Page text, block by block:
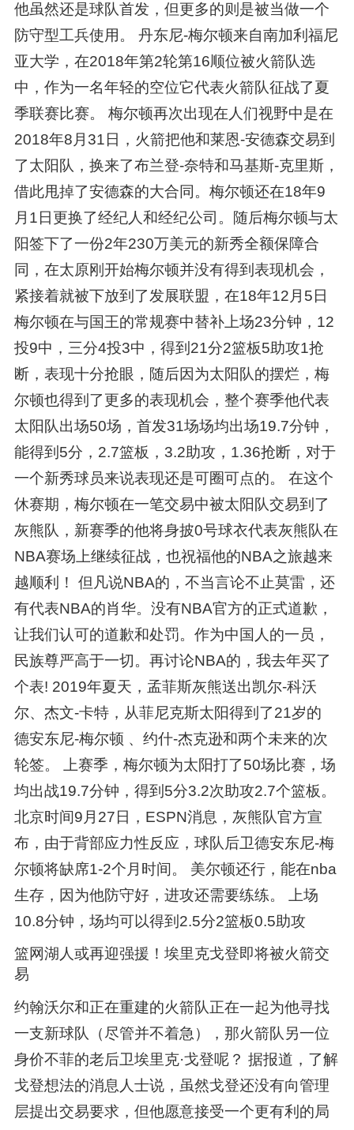
他虽然还是球队首发，但更多的则是被当做一个
防守型工兵使用。 丹东尼-梅尔顿来自南加利福尼
亚大学，在2018年第2轮第16顺位被火箭队选
中，作为一名年轻的空位它代表火箭队征战了夏
季联赛比赛。 梅尔顿再次出现在人们视野中是在
2018年8月31日，火箭把他和莱恩-安德森交易到
了太阳队，换来了布兰登-奈特和马基斯-克里斯，
借此甩掉了安德森的大合同。梅尔顿还在18年9
月1日更换了经纪人和经纪公司。随后梅尔顿与太
阳签下了一份2年230万美元的新秀全额保障合
同，在太原刚开始梅尔顿并没有得到表现机会，
紧接着就被下放到了发展联盟，在18年12月5日
梅尔顿在与国王的常规赛中替补上场23分钟，12
投9中，三分4投3中，得到21分2篮板5助攻1抢
断，表现十分抢眼，随后因为太阳队的摆烂，梅
尔顿也得到了更多的表现机会，整个赛季他代表
太阳队出场50场，首发31场场均出场19.7分钟，
能得到5分，2.7篮板，3.2助攻，1.36抢断，对于
一个新秀球员来说表现还是可圈可点的。 在这个
休赛期，梅尔顿在一笔交易中被太阳队交易到了
灰熊队，新赛季的他将身披0号球衣代表灰熊队在
NBA赛场上继续征战，也祝福他的NBA之旅越来
越顺利！ 但凡说NBA的，不当言论不止莫雷，还
有代表NBA的肖华。没有NBA官方的正式道歉，
让我们认可的道歉和处罚。作为中国人的一员，
民族尊严高于一切。再讨论NBA的，我去年买了
个表! 2019年夏天，孟菲斯灰熊送出凯尔-科沃
尔、杰文-卡特，从菲尼克斯太阳得到了21岁的
德安东尼-梅尔顿 、约什-杰克逊和两个未来的次
轮签。 上赛季，梅尔顿为太阳打了50场比赛，场
均出战19.7分钟，得到5分3.2次助攻2.7个篮板。
北京时间9月27日，ESPN消息，灰熊队官方宣
布，由于背部应力性反应，球队后卫德安东尼-梅
尔顿将缺席1-2个月时间。 美尔顿还行，能在nba
生存，因为他防守好，进攻还需要练练。 上场
10.8分钟，场均可以得到2.5分2篮板0.5助攻
篮网湖人或再迎强援！埃里克戈登即将被火箭交
易
约翰沃尔和正在重建的火箭队正在一起为他寻找
一支新球队（尽管并不着急），那火箭队另一位
身价不菲的老后卫埃里克·戈登呢？ 据报道，了解
戈登想法的消息人士说，虽然戈登还没有向管理
层提出交易要求，但他愿意接受一个更有利的局